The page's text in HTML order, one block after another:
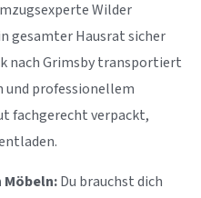
Wilder
gesamter Hausrat sicher
nach Grimsby transportiert
und professionellem
fachgerecht verpackt,
Möbeln:Du brauchst dich